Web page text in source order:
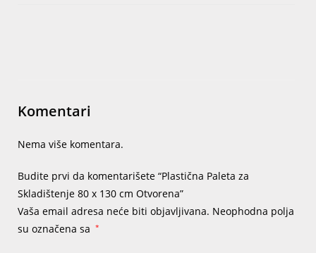
Komentari
Nema više komentara.
Budite prvi da komentarišete “Plastična Paleta za
Skladištenje 80 x 130 cm Otvorena”
Vaša email adresa neće biti objavljivana. Neophodna polja
su označena sa *